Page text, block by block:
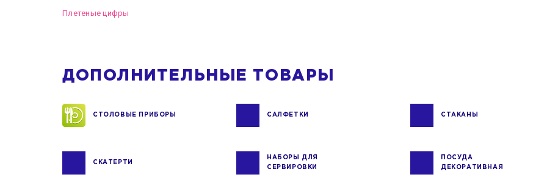
Плетеные цифры
ДОПОЛНИТЕЛЬНЫЕ ТОВАРЫ
СТОЛОВЫЕ ПРИБОРЫ САЛФЕТКИ СТАКАНЫ
СКАТЕРТИ
НАБОРЫ ДЛЯ
СЕРВИРОВКИ
ПОСУДА
ДЕКОРАТИВНАЯ